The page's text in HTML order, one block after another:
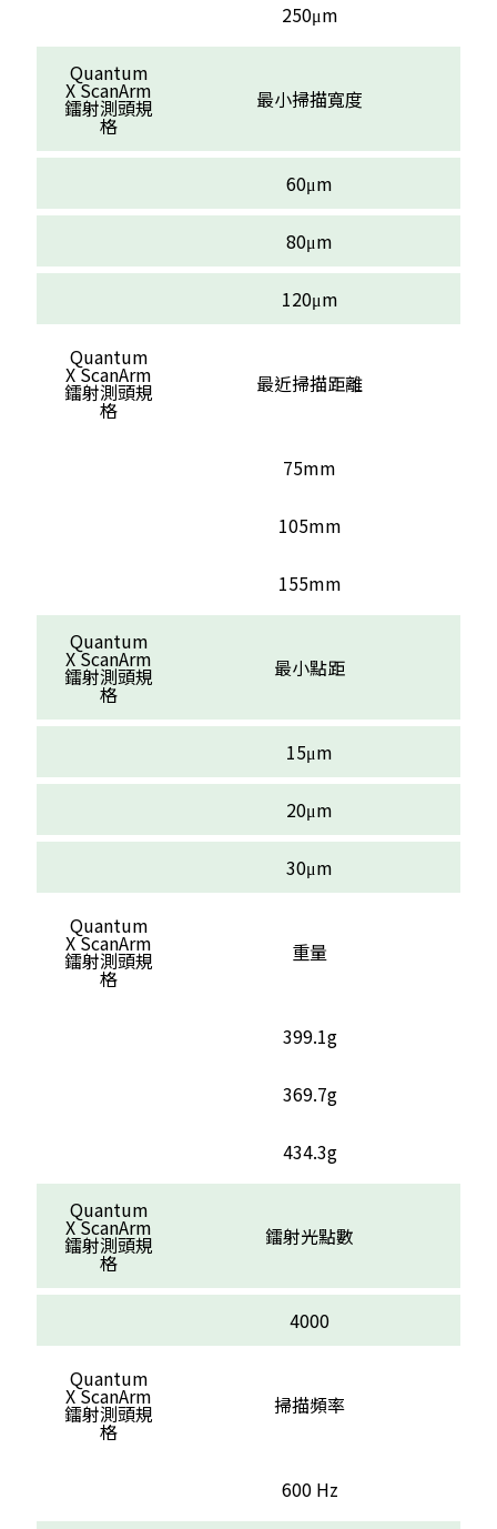
250μm
Quantum
X ScanArm
鐳射測頭規
格
最小掃描寬度
60μm
80μm
120μm
Quantum
X ScanArm
鐳射測頭規
格
最近掃描距離
75mm
105mm
155mm
Quantum
X ScanArm
鐳射測頭規
格
最小點距
15μm
20μm
30μm
Quantum
X ScanArm
鐳射測頭規
格
重量
399.1g
369.7g
434.3g
Quantum
X ScanArm
鐳射測頭規
格
鐳射光點數
4000
Quantum
X ScanArm
鐳射測頭規
格
掃描頻率
600 Hz